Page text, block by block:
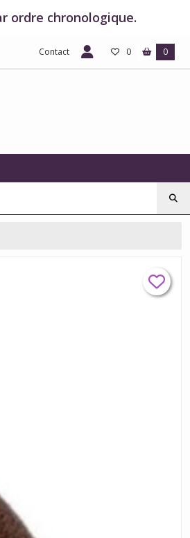
ordre chronologique.
Contact 0 0